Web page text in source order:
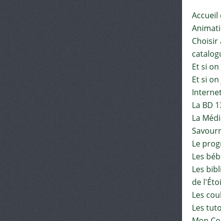
Accueil
Choisir
Et si
Et si
La BD
La
Le
Les
Les
de
Les
Les